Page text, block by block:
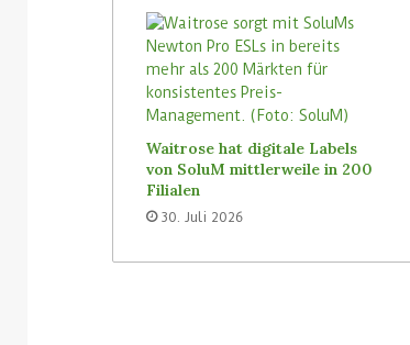
Waitrose hat digitale Labels
von SoluM mittlerweile in 200
Filialen
30. Juli 2026
Homebase USA wird die Tally-
Roboter von Simbe in allen
Filialen einführen
31.